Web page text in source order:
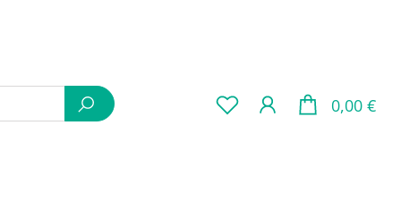
0,00 €